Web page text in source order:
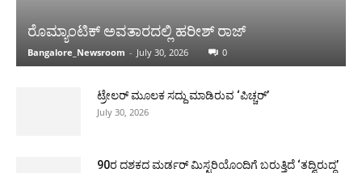
Demand Cabinet Berth for MLA Ramesh |
ಕಾಂಗ್ರೆಸ್‌ ಜಿಲ್ಲಾಧ್ಯಕ್ಷರ ವಿರುದ್ಧ ತಿರುಗಿಬಿದ್ದ ಕೈ ಪಡೆ
00:54
ಬಿಸಿಊಟ ವಿತರಣೆ ಕಂಡು ಆಡಳಿತದ ವಿರುದ್ಧ
ಕೆಂಡಾಮಂಡಲವಾದ ಪೋಷಕರು
00:30
ರೊಮ್ಯಾಂಟಿಕ್ ಅವತಾರದಲ್ಲಿ ಹರೀಶ್ ರಾಜ್
Bangalore_Newsroom - July 30, 2026 0
ಟ್ರೇಲರ್ ಮೂಲಕ ಸದ್ದು ಮಾಡಿರುವ ‘ಪಿಚ್ಚರ್’
July 30, 2026
90ರ ದಶಕದ ಮರ್ಡರ್ ಮಿಸ್ಟರಿಯೊಂದಿಗೆ ಬರುತ್ತಿದೆ ‘ತದ್ವಿರುದ್ಧ’